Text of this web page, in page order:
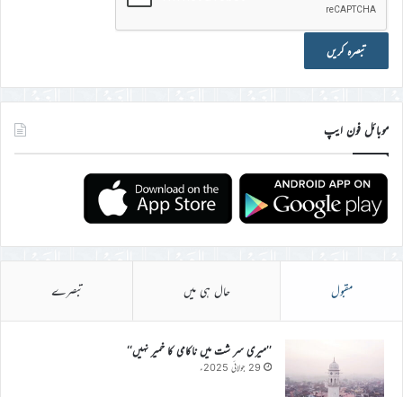
موبائل فون ایپ
مقبول حال ہی میں تبصرے
’’میری سر شت میں ناکامی کا خمیر نہیں‘‘
29 جولائی 2025ء